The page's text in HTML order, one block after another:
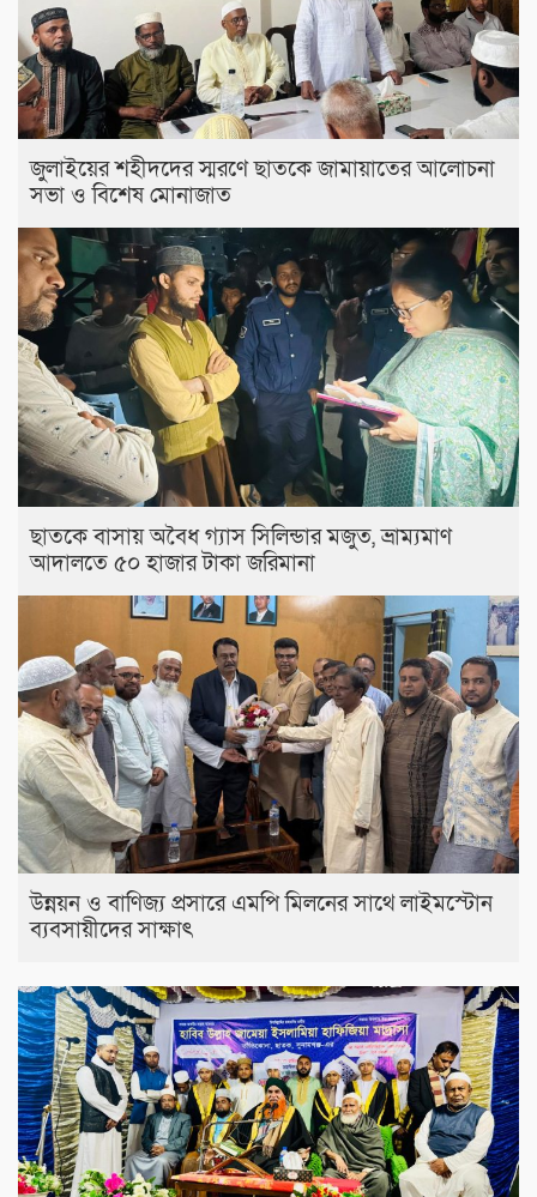
জুলাইয়ের শহীদদের স্মরণে ছাতকে জামায়াতের আলোচনা
সভা ও বিশেষ মোনাজাত
ছাতকে বাসায় অবৈধ গ্যাস সিলিন্ডার মজুত, ভ্রাম্যমাণ
আদালতে ৫০ হাজার টাকা জরিমানা
উন্নয়ন ও বাণিজ্য প্রসারে এমপি মিলনের সাথে লাইমস্টোন
ব্যবসায়ীদের সাক্ষাৎ